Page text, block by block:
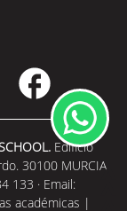
Edificio
30100 MURCIA
133 · Email:
académicas |